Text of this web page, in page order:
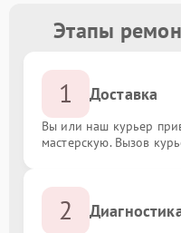
Этапы
1 Доставка
Вы или наш курьер
мастерскую. Вызов
2